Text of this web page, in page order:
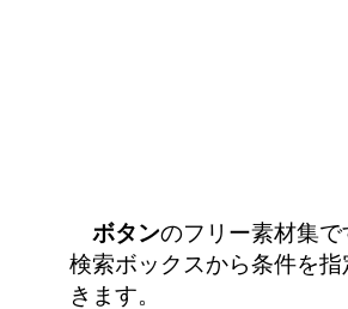
ボタンのフリー素材集で
検索ボックスから条件を
きます。